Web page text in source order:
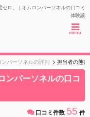
ロ。｜オムロンパーソネルの口コミ
体験談
menu
ンパーソネルの評判 担当者の態
ンパーソネルの口コ
口コミ件数 55 件